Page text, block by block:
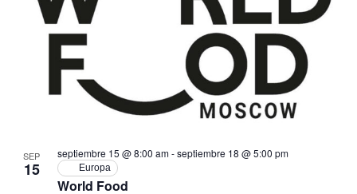
SEP
15
World Food
septiembre 15 @ 8:00 am-septiembre 18 @ 5:00 pm
Europa